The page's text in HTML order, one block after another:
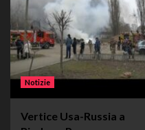
Notizie
Vertice Usa-Russia a